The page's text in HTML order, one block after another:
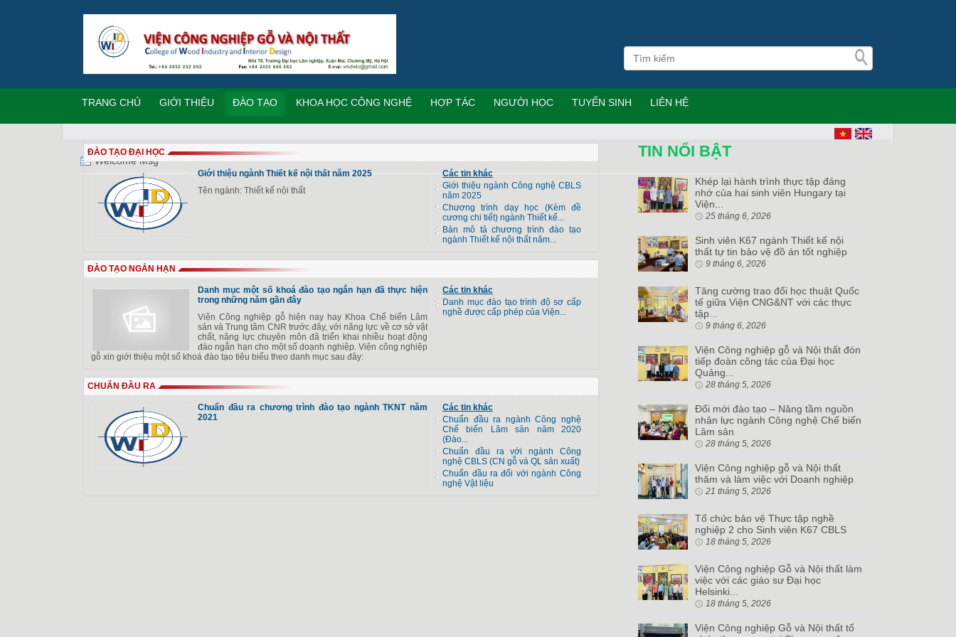
TRANG CHỦ GIỚI THIỆU ĐÀO TẠO KHOA HỌC CÔNG NGHỆ HỢP TÁC NGƯỜI HỌC TUYỂN SINH LIÊN HỆ
Welcome Msg
ĐÀO TẠO ĐẠI HỌC
Giới thiệu ngành Thiết kế nội thất năm 2025
Tên ngành: Thiết kế nội thất
Các tin khác
Giới thiệu ngành Công nghệ CBLS
năm 2025
Chương trình dạy học (Kèm đề
cương chi tiết) ngành Thiết kế...
Bản mô tả chương trình đào tạo
ngành Thiết kế nội thất năm...
ĐÀO TẠO NGẮN HẠN
Danh mục một số khoá đào tạo ngắn hạn đã thực hiện
trong những năm gần đây
Viện Công nghiệp gỗ hiện nay hay Khoa Chế biến Lâm
sản và Trung tâm CNR trước đây, với năng lực về cơ sở vật
chất, năng lực chuyên môn đã triển khai nhiều hoạt động
đào ngắn hạn cho một số doạnh nghiệp. Viện công nghiệp
gỗ xin giới thiệu một số khoá đào tạo tiêu biểu theo danh mục sau đây:
Các tin khác
Danh mục đào tạo trình độ sơ cấp
nghề được cấp phép của Viện...
CHUẨN ĐẦU RA
Chuẩn đầu ra chương trình đào tạo ngành TKNT năm
2021
Các tin khác
Chuẩn đầu ra ngành Công nghệ
Chế biến Lâm sản năm 2020
(Đào...
Chuẩn đầu ra với ngành Công
nghệ CBLS (CN gỗ và QL sản xuất)
Chuẩn đầu ra đối với ngành Công
nghệ Vật liệu
TIN NỔI BẬT
Khép lại hành trình thực tập đáng
nhớ của hai sinh viên Hungary tại
Viện...
25 tháng 6, 2026
Sinh viên K67 ngành Thiết kế nội
thất tự tin bảo vệ đồ án tốt nghiệp
9 tháng 6, 2026
Tăng cường trao đổi học thuật Quốc
tế giữa Viện CNG&NT với các thực
tập...
9 tháng 6, 2026
Viện Công nghiệp gỗ và Nội thất đón
tiếp đoàn công tác của Đại học
Quảng...
28 tháng 5, 2026
Đổi mới đào tạo – Nâng tầm nguồn
nhân lực ngành Công nghệ Chế biến
Lâm sản
28 tháng 5, 2026
Viện Công nghiệp gỗ và Nội thất
thăm và làm việc với Doanh nghiệp
21 tháng 5, 2026
Tổ chức bảo vệ Thực tập nghề
nghiệp 2 cho Sinh viên K67 CBLS
18 tháng 5, 2026
Viện Công nghiệp Gỗ và Nội thất làm
việc với các giáo sư Đại học
Helsinki...
18 tháng 5, 2026
Viện Công nghiệp Gỗ và Nội thất tổ